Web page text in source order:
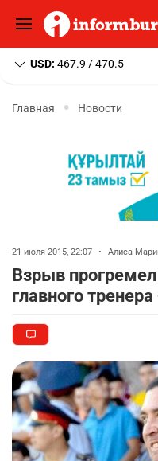
USD: 467.9 / 470.5
Главная Новости
21 июля 2015, 22:07 • Алиса
Взрыв
главного